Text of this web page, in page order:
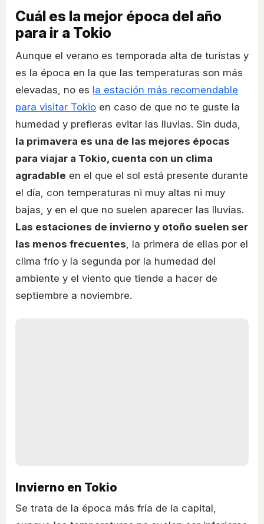
Cuál es la mejor época del año
para ir a Tokio
Aunque el verano es temporada alta de turistas y
es la época en la que las temperaturas son más
elevadas, no es la estación más recomendable
para visitar Tokio en caso de que no te guste la
humedad y prefieras evitar las lluvias. Sin duda,
la primavera es una de las mejores épocas
para viajar a Tokio, cuenta con un clima
agradable en el que el sol está presente durante
el día, con temperaturas ni muy altas ni muy
bajas, y en el que no suelen aparecer las lluvias.
Las estaciones de invierno y otoño suelen ser
las menos frecuentes, la primera de ellas por el
clima frío y la segunda por la humedad del
ambiente y el viento que tiende a hacer de
septiembre a noviembre.
Invierno en Tokio
Se trata de la época más fría de la capital,